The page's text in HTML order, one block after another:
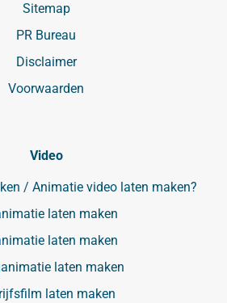
Sitemap
PR Bureau
Disclaimer
Voorwaarden
Video
/ Animatie video laten maken?
laten maken
laten maken
laten maken
laten maken